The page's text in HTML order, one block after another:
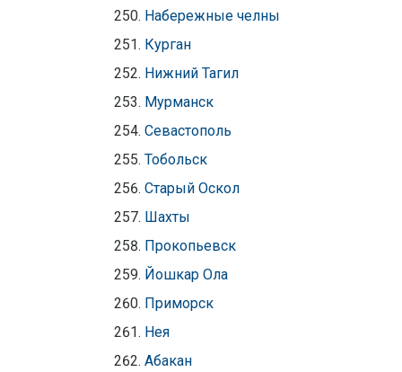
Набережные челны
Курган
Нижний Тагил
Мурманск
Севастополь
Тобольск
Старый Оскол
Шахты
Прокопьевск
Йошкар Ола
Приморск
Нея
Абакан